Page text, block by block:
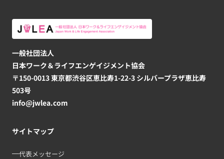
一般社団法人
日本ワーク＆ライフエンゲイジメント協会
〒150-0013 東京都渋谷区恵比寿1-22-3 シルバープラザ恵比寿
503号
info@jwlea.com
サイトマップ
代表メッセージ